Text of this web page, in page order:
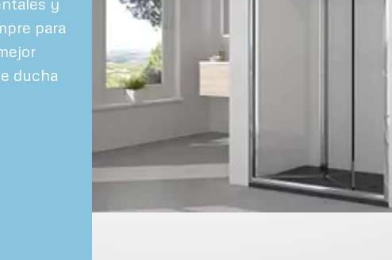
para
ducha